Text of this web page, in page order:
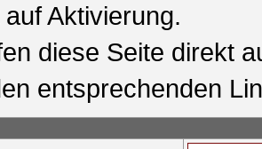
Aktivierung.
diese Seite direkt
entsprechenden